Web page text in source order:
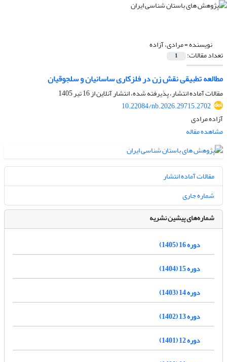
نویسنده =مرادی، آزاده
تعداد مقالات: 1
مطالعه تطبیقی نقش زن در فلزکاری ساسانیان و سلجوقیان
مقالات آماده انتشار، پذیرفته شده، انتشار آنلاین از16 تیر 1405
10.22084/nb.2026.29715.2702
آزاده مرادی
مشاهده مقاله
مقالات آماده انتشار
شماره جاری
شماره‌های پیشین نشریه
دوره 16 (1405)
دوره 15 (1404)
دوره 14 (1403)
دوره 13 (1402)
دوره 12 (1401)